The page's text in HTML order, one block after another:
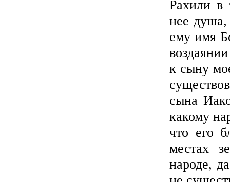
Рахили в
нее
ему имя
к сыну
сына
какому
что его
местах
народе,